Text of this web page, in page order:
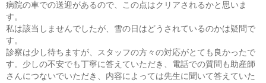
病院の車での送迎があるので、この点はクリアされるかと思いま
す。
私は該当しませんでしたが、雪の日はどうされているのかは疑問で
す。
診察は少し待ちますが、スタッフの方々の対応がとても良かったで
す。少しの不安でも丁寧に答えていただき、電話での質問も助産師
さんにつないでいただき、内容によっては先生に聞いて答えていた